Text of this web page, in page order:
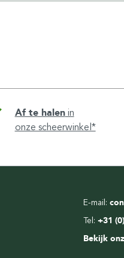
Af te halenin
onze scheerwinkel*
E-mail:
Tel: +31
Bekijk